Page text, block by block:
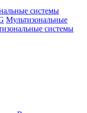
системы
Мультизональные
системы